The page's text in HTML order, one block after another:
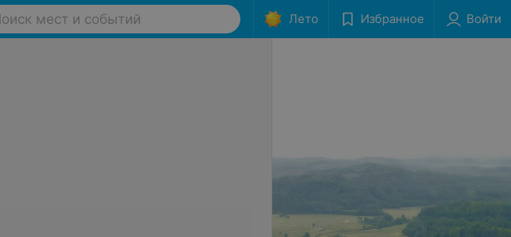
мест и событий Лето Избранное Войти